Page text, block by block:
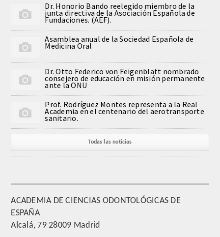
ESTOMATOLOGIA MEDICO-
ODONTOLOGIA CONSERVADORA
ORTOGNATIA
NÚMERO
Número de Medalla
SUPERNUMERARIOS
HONOR
Dr. Honorio Bando reelegido miembro de la
junta directiva de la Asociación Española de
Fundaciones. (AEF).
Asamblea anual de la Sociedad Española de
Medicina Oral
Dr. Otto Federico von Feigenblatt nombrado
consejero de educación en misión permanente
ante la ONU
Prof. Rodríguez Montes representa a la Real
Academia en el centenario del aerotransporte
sanitario.
Todas las noticias
ACADEMIA DE CIENCIAS ODONTOLÓGICAS DE
ESPAÑA
Alcalá, 79 28009 Madrid